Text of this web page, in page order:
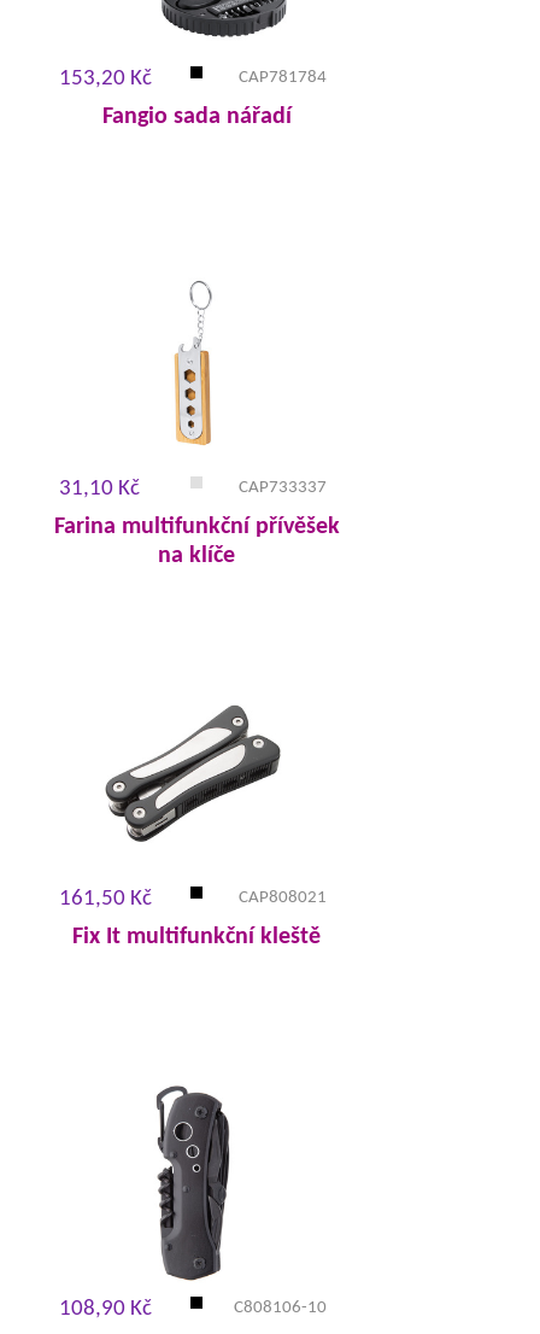
153,20 Kč CAP781784
Fangio sada nářadí
31,10 Kč CAP733337
Farina multifunkční přívěšek
na klíče
161,50 Kč CAP808021
Fix It multifunkční kleště
108,90 Kč C808106-10